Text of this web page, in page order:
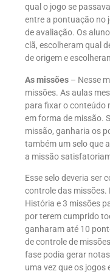
qual o jogo se
entre a pontuação no
de avaliação. Os
clã, escolheram qual
de origem e
As missões – Nesse
missões. As aulas
para fixar o conteúdo
em forma de missão.
missão, ganharia os
também um selo que
a missão
Esse selo deveria ser
controle das missões.
História e 3 missões
por terem cumprido
ganharam até 10
de controle de
fase podia gerar
uma vez que os